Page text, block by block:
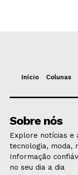
Início Colunas
Sobre nós
Explore notícias e
tecnologia, moda,
Informação
no seu dia a dia